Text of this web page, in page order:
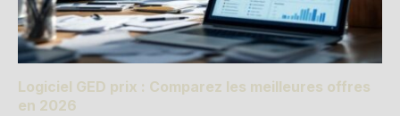
Logiciel GED prix : Comparez les meilleures offres
en 2026